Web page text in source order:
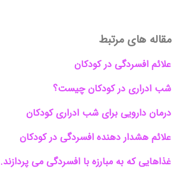
مقاله های مرتبط
علائم افسردگی در کودکان
شب ادراری در کودکان چیست؟
درمان دارویی برای شب ادراری کودکان
علائم هشدار دهنده افسردگی در کودکان
غذاهایی که به مبارزه با افسردگی می پردازند.